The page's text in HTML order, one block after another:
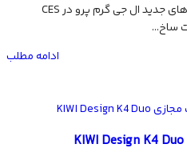
آنچه خواهید خواندرونمایی از لپ تاپ های جدید ال جی گرم پرو در CES
ادامه مطلب